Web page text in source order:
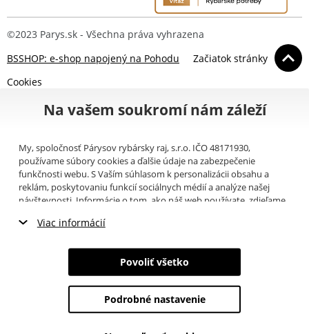
©2023 Parys.sk - Všechna práva vyhrazena
BSSHOP: e-shop napojený na Pohodu
Začiatok stránky
Cookies
Na vašem soukromí nám záleží
My, spoločnosť Párysov rybársky raj, s.r.o. IČO 48171930,
používame súbory cookies a ďalšie údaje na zabezpečenie
funkčnosti webu. S Vaším súhlasom k personalizácii obsahu a
reklám, poskytovaniu funkcií sociálnych médií a analýze našej
návštevnosti. Informácie o tom, ako náš web používate, zdieľame
(napríklad Google).Tu
informáciami, ktoré ste im poskytli alebo ktoré získali v dôsledku
toho, že používate ich služby. Tieto údaje zahŕňajú cookies, dáta z
ďalších úložísk, IP adresu a ďalšie informácie spojené s prezeraním
Viac informácií
Nevyhnutné cookies
Marketingové cookies
Povoliť všetko
Podrobné nastavenie